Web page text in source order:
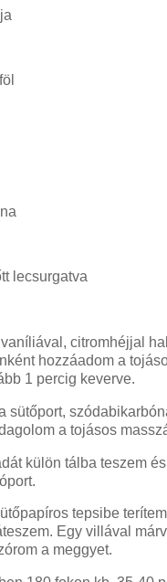
lecsurgatva
citromhéjjal
hozzáadom a
1 percig keverve.
sütőport,
a tojásos
külön tálba teszem
tepsibe
Egy villával
a meggyet.